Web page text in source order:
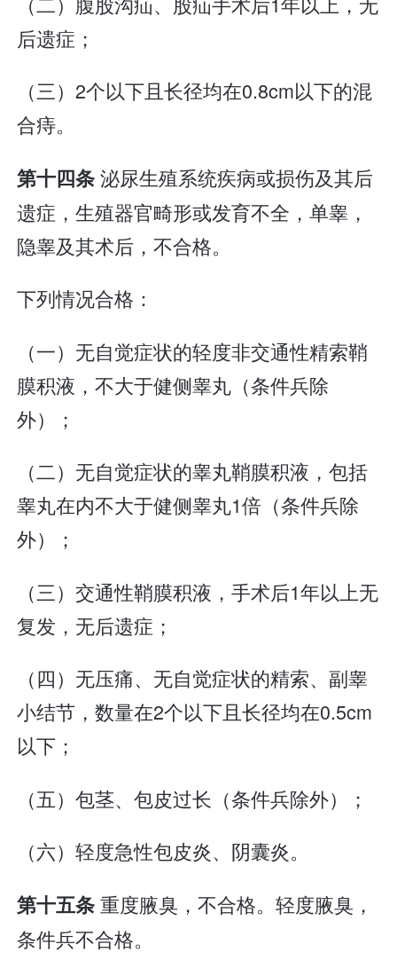
后遗症；
（三）2个以下且长径均在0.8cm以下的混
合痔。
第十四条泌尿生殖系统疾病或损伤及其后
遗症，生殖器官畸形或发育不全，单睾，
隐睾及其术后，不合格。
下列情况合格：
（一）无自觉症状的轻度非交通性精索鞘
膜积液，不大于健侧睾丸（条件兵除
外）；
（二）无自觉症状的睾丸鞘膜积液，包括
睾丸在内不大于健侧睾丸1倍（条件兵除
外）；
（三）交通性鞘膜积液，手术后1年以上无
复发，无后遗症；
（四）无压痛、无自觉症状的精索、副睾
小结节，数量在2个以下且长径均在0.5cm
以下；
（五）包茎、包皮过长（条件兵除外）；
（六）轻度急性包皮炎、阴囊炎。
第十五条重度腋臭，不合格。轻度腋臭，
条件兵不合格。